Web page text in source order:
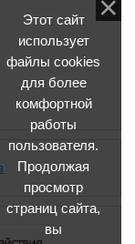
Этот сайт
использует
файлы cookies
для более
комфортной
работы
пользователя.
Продолжая
просмотр
страниц сайта,
вы